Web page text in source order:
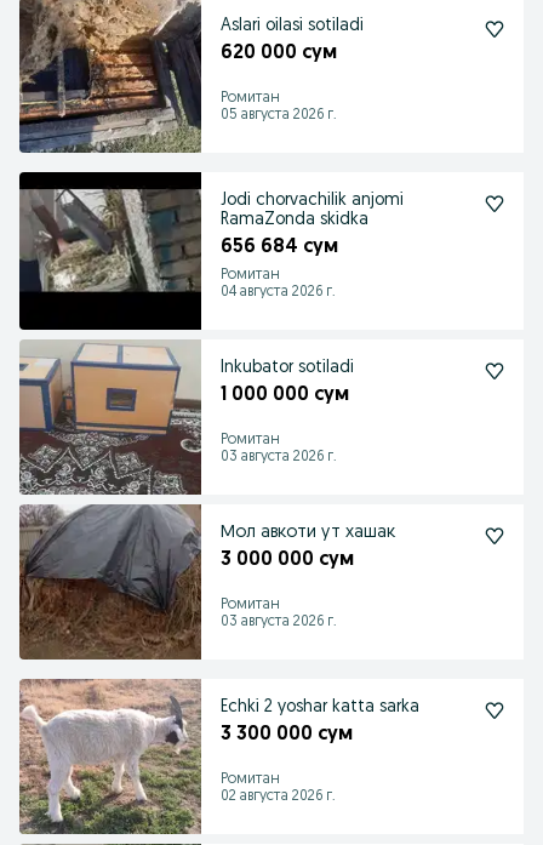
Aslari oilasi sotiladi
620 000 сум
Ромитан
05 августа 2026 г.
Jodi chorvachilik anjomi
RamaZonda skidka
656 684 сум
Ромитан
04 августа 2026 г.
Inkubator sotiladi
1 000 000 сум
Ромитан
03 августа 2026 г.
Мол авкоти ут хашак
3 000 000 сум
Ромитан
03 августа 2026 г.
Echki 2 yoshar katta sarka
3 300 000 сум
Ромитан
02 августа 2026 г.